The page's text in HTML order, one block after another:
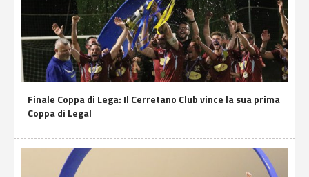
Finale Coppa di Lega: Il Cerretano Club vince la sua prima
Coppa di Lega!